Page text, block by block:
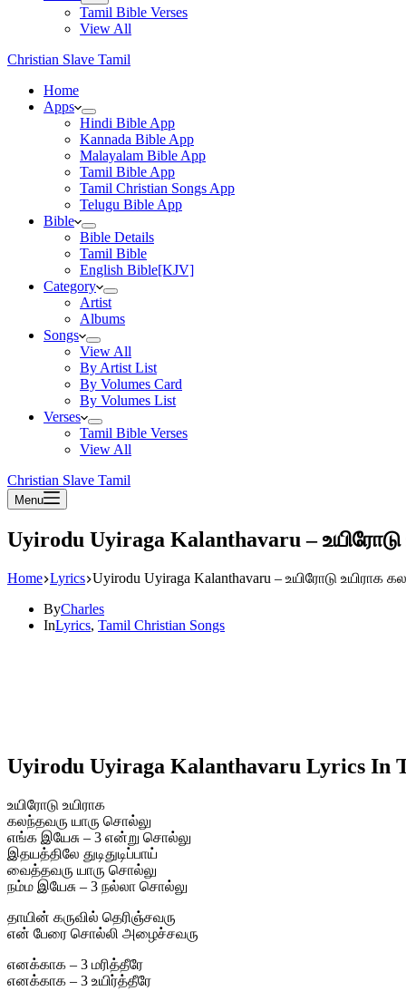
Tamil Bible Verses
View All
Christian Slave Tamil
Home
Apps
Hindi Bible App
Kannada Bible App
Malayalam Bible App
Tamil Bible App
Tamil Christian Songs App
Telugu Bible App
Bible
Bible Details
Tamil Bible
English Bible[KJV]
Category
Artist
Albums
Songs
View All
By Artist List
By Volumes Card
By Volumes List
Verses
Tamil Bible Verses
View All
Christian Slave Tamil
Menu
Uyirodu Uyiraga Kalanthavaru –
Home Lyrics Uyirodu Uyiraga Kalanthavaru – உயிரோடு உயிராக
ByCharles
InLyrics, Tamil Christian Songs
Uyirodu Uyiraga Kalanthavaru Lyrics In
உயிரோடு உயிராக
கலந்தவரு யாரு சொல்லு
எங்க இயேசு – 3 என்று சொல்லு
இதயத்திலே துடிதுடிப்பாய்
வைத்தவரு யாரு சொல்லு
நம்ம இயேசு – 3 நல்லா சொல்லு
தாயின் கருவில் தெரிஞ்சவரு
என் பேரை சொல்லி அழைச்சவரு
எனக்காக – 3 மரித்தீரே
எனக்காக – 3 உயிர்த்தீரே